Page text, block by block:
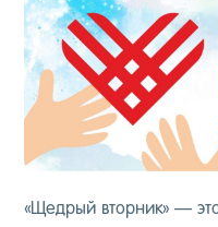
«Щед­рый втор­ник» —